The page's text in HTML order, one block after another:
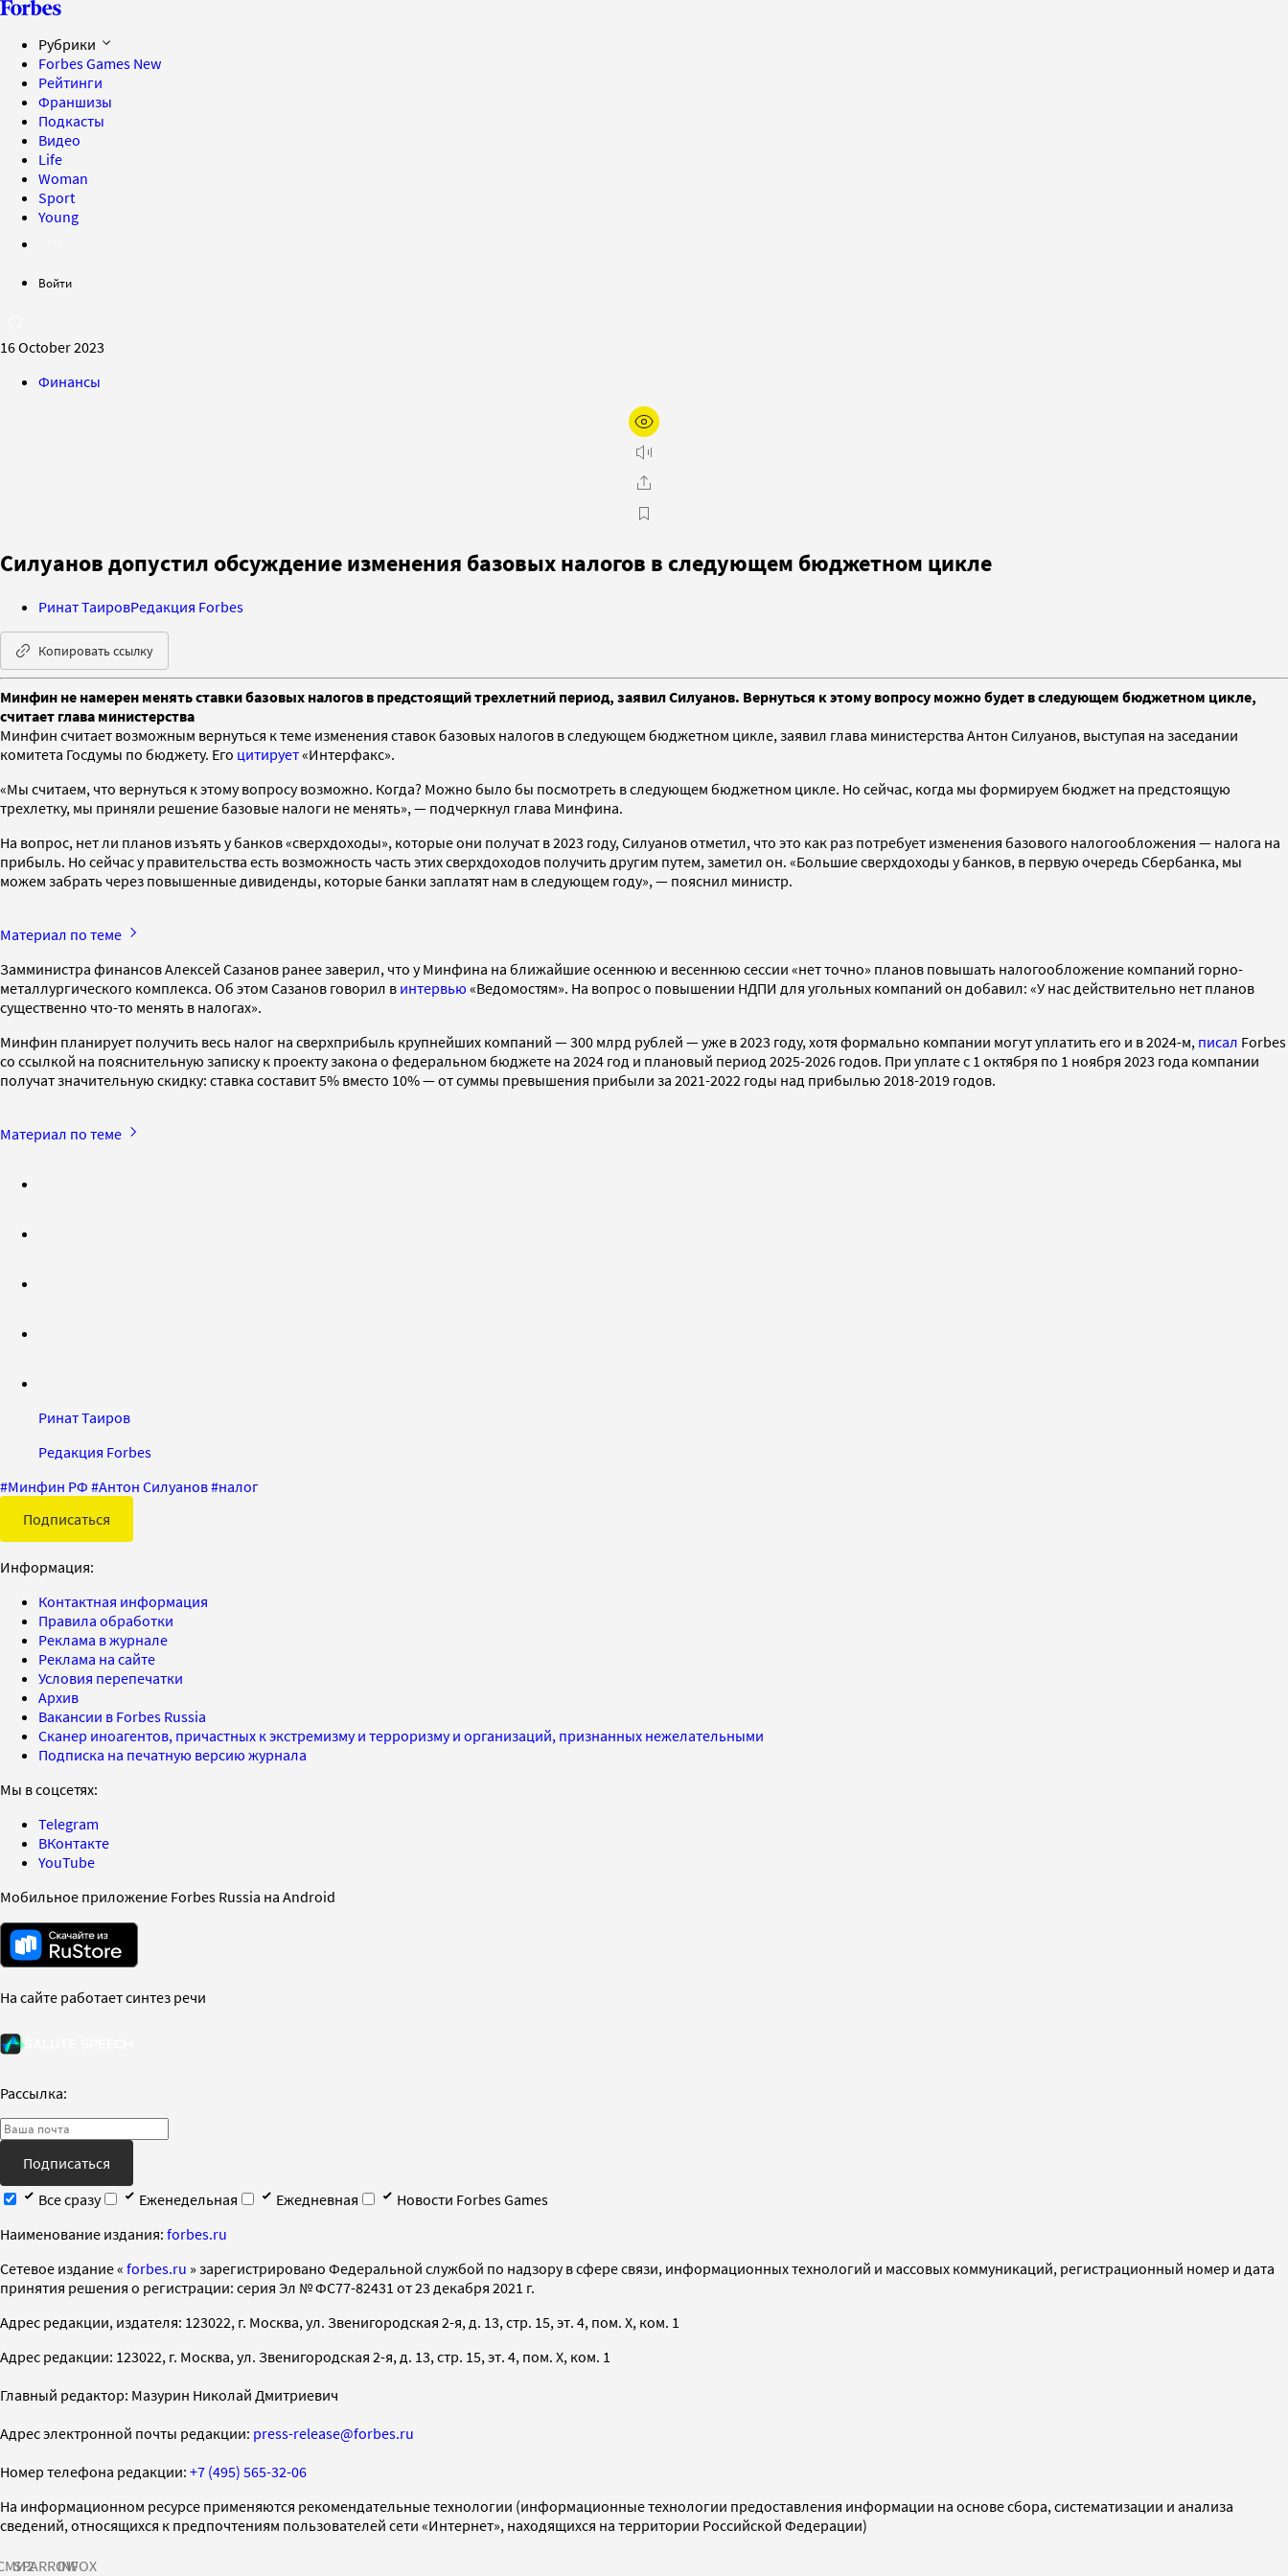
Рубрики
Forbes Games New
Рейтинги
Франшизы
Подкасты
Видео
Life
Woman
Sport
Young
Войти
16 October 2023
Финансы
Силуанов допустил обсуждение изменения базовых налогов в следующем бюджетном цикле
Ринат ТаировРедакция Forbes
Копировать ссылку
Минфин не намерен менять ставки базовых налогов в предстоящий трехлетний период, заявил Силуанов. Вернуться к этому вопросу можно будет в следующем бюджетном цикле,
считает глава министерства
Минфин считает возможным вернуться к теме изменения ставок базовых налогов в следующем бюджетном цикле, заявил глава министерства Антон Силуанов, выступая на заседании
комитета Госдумы по бюджету. Его цитирует«Интерфакс».
«Мы считаем, что вернуться к этому вопросу возможно. Когда? Можно было бы посмотреть в следующем бюджетном цикле. Но сейчас, когда мы формируем бюджет на предстоящую
трехлетку, мы приняли решение базовые налоги не менять», — подчеркнул глава Минфина.
На вопрос, нет ли планов изъять у банков «сверхдоходы», которые они получат в 2023 году, Силуанов отметил, что это как раз потребует изменения базового налогообложения — налога на
прибыль. Но сейчас у правительства есть возможность часть этих сверхдоходов получить другим путем, заметил он. «Большие сверхдоходы у банков, в первую очередь Сбербанка, мы
можем забрать через повышенные дивиденды, которые банки заплатят нам в следующем году», — пояснил министр.
Материал по теме
Замминистра финансов Алексей Сазанов ранее заверил, что у Минфина на ближайшие осеннюю и весеннюю сессии «нет точно» планов повышать налогообложение компаний горно-
металлургического комплекса. Об этом Сазанов говорил в интервью «Ведомостям». На вопрос о повышении НДПИ для угольных компаний он добавил: «У нас действительно нет планов
существенно что-то менять в налогах».
Минфин планирует получить весь налог на сверхприбыль крупнейших компаний — 300 млрд рублей — уже в 2023 году, хотя формально компании могут уплатить его и в 2024-м, писал Forbes
со ссылкой на пояснительную записку к проекту закона о федеральном бюджете на 2024 год и плановый период 2025-2026 годов. При уплате с 1 октября по 1 ноября 2023 года компании
получат значительную скидку: ставка составит 5% вместо 10% — от суммы превышения прибыли за 2021-2022 годы над прибылью 2018-2019 годов.
Материал по теме
Ринат Таиров
Редакция Forbes
#Минфин РФ #Антон Силуанов#налог
Подписаться
Информация:
Контактная информация
Правила обработки
Реклама в журнале
Реклама на сайте
Условия перепечатки
Архив
Вакансии в Forbes Russia
Сканер иноагентов, причастных к экстремизму и терроризму и организаций, признанных нежелательными
Подписка на печатную версию журнала
Мы в соцсетях:
Telegram
ВКонтакте
YouTube
Мобильное приложение Forbes Russia на Android
На сайте работает синтез речи
Рассылка:
Подписаться
Все сразу
Еженедельная Ежедневная
Новости Forbes Games
Наименование издания: forbes.ru
Cетевое издание « forbes.ru » зарегистрировано Федеральной службой по надзору в сфере связи, информационных технологий и массовых коммуникаций, регистрационный номер и дата
принятия решения о регистрации: серия Эл № ФС77-82431 от 23 декабря 2021 г.
Адрес редакции, издателя: 123022, г. Москва, ул. Звенигородская 2-я, д. 13, стр. 15, эт. 4, пом. X, ком. 1
Адрес редакции: 123022, г. Москва, ул. Звенигородская 2-я, д. 13, стр. 15, эт. 4, пом. X, ком. 1
Главный редактор: Мазурин Николай Дмитриевич
Адрес электронной почты редакции: press-release@forbes.ru
Номер телефона редакции: +7 (495) 565-32-06
На информационном ресурсе применяются рекомендательные технологии (информационные технологии предоставления информации на основе сбора, систематизации и анализа
сведений, относящихся к предпочтениям пользователей сети «Интернет», находящихся на территории Российской Федерации)
SPARROWINFOX